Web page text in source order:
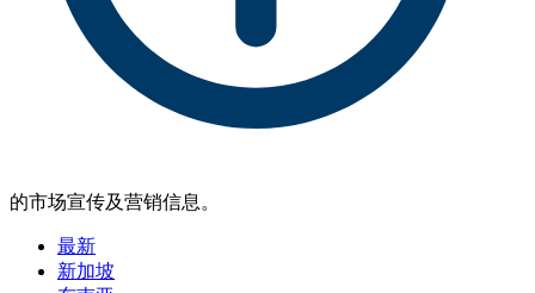
的市场宣传及营销信息。
最新
新加坡